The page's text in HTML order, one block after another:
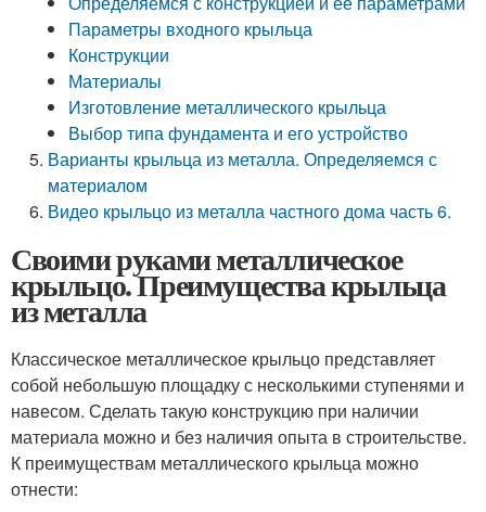
Параметры входного крыльца
Конструкции
Материалы
Изготовление металлического крыльца
Выбор типа фундамента и его устройство
Варианты крыльца из металла. Определяемся с
материалом
Видео крыльцо из металла частного дома часть 6.
Своими руками металлическое
крыльцо. Преимущества крыльца
из металла
Классическое металлическое крыльцо представляет
собой небольшую площадку с несколькими ступенями и
навесом. Сделать такую конструкцию при наличии
материала можно и без наличия опыта в строительстве.
К преимуществам металлического крыльца можно
отнести: